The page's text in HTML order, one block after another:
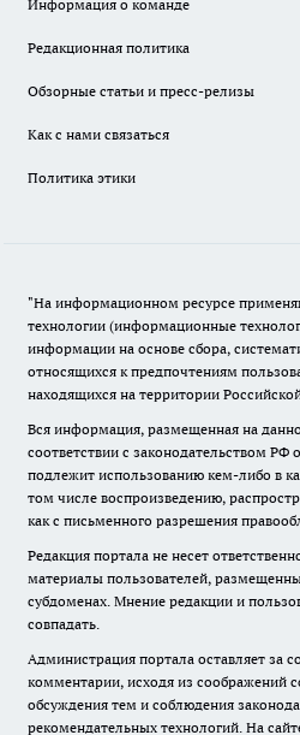
Информация о команде
Редакционная политика
Обзорные статьи и пресс-релизы
Как с нами связаться
Политика этики
"На информационном ресурсе
технологии (информационные
информации на основе сбора,
относящихся к предпочтениям
находящихся на территории
Вся информация, размещенная на
соответствии с законодательством РФ
подлежит использованию кем-либо в
том числе воспроизведению,
как с письменного разрешения
Редакция портала не несет
материалы пользователей,
субдоменах. Мнение редакции и
совпадать.
Администрация портала оставляет за
комментарии, исходя из соображений
обсуждения тем и соблюдения
рекомендательных технологий. На